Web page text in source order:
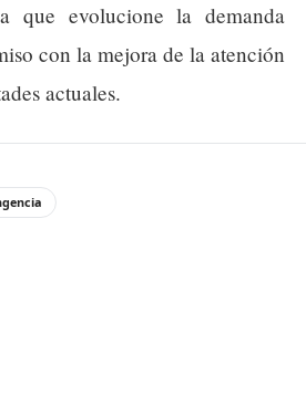
que evolucione la demanda
con la mejora de la atención
actuales.